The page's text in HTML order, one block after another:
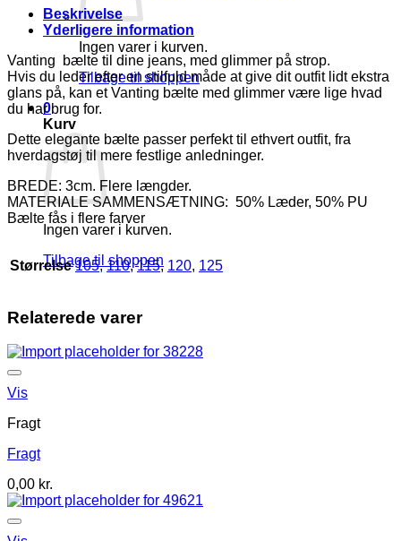
Ingen varer i kurven.
Tilbage til shoppen
0
Kurv
Ingen varer i kurven.
Tilbage til shoppen
Beskrivelse
Yderligere information
Vanting bælte til dine jeans, med glimmer på strop.
Hvis du leder efter en stilfuld måde at give dit outfit lidt ekstra
glans på, kan et Vanting bælte med glimmer være lige hvad
du har brug for.
Dette elegante bælte passer perfekt til ethvert outfit, fra
hverdagstøj til mere festlige anledninger.
BREDE: 3cm. Flere længder.
MATERIALE SAMMENSÆTNING: 50% Læder, 50% PU
Bælte fås i flere farver
Størrelse 105,110,115, 120, 125
Relaterede varer
Vis
Fragt
Fragt
0,00 kr.